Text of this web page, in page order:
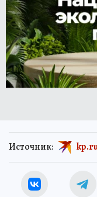
Источник: